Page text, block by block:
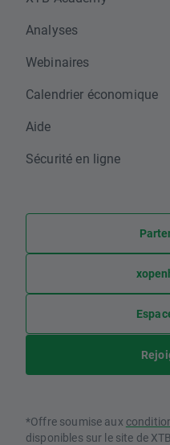
Analyses
Webinaires
Calendrier économique
Aide
Sécurité en ligne
*Offre soumise aux
disponibles sur le site de